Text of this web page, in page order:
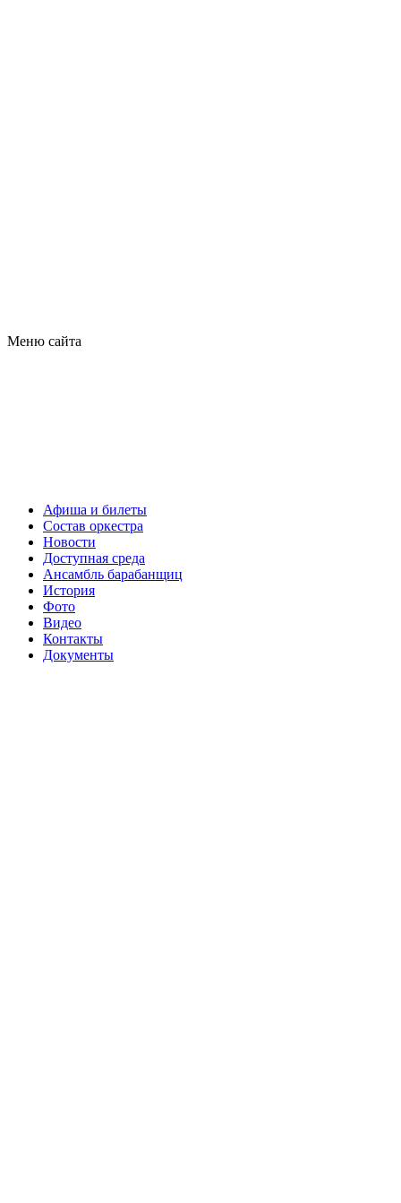
Меню сайта
Афиша и билеты
Состав оркестра
Новости
Доступная среда
Ансамбль барабанщиц
История
Фото
Видео
Контакты
Документы